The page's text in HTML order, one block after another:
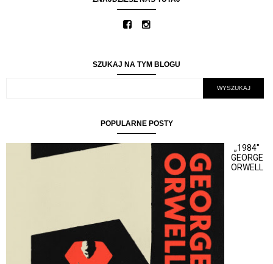
SZUKAJ NA TYM BLOGU
POPULARNE POSTY
„1984"
GEORGE
ORWELL